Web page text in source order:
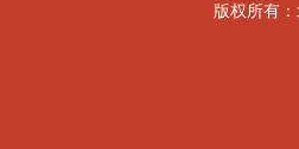
版权所有